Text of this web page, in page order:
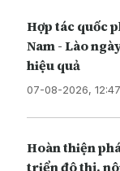
Hợp tác quốc
Nam - Lào
hiệu quả
07-08-2026, 12:47
Hoàn thiện
triển đô thị,